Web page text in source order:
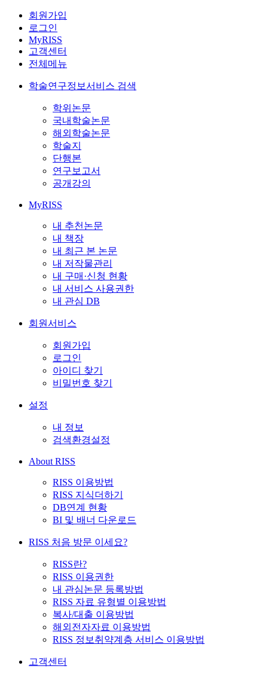
회원가입
로그인
MyRISS
고객센터
전체메뉴
학술연구정보서비스 검색
학위논문
국내학술논문
해외학술논문
학술지
단행본
연구보고서
공개강의
MyRISS
내 추천논문
내 책장
내 최근 본 논문
내 저작물관리
내 구매·신청 현황
내 서비스 사용권한
내 관심 DB
회원서비스
회원가입
로그인
아이디 찾기
비밀번호 찾기
설정
내 정보
검색환경설정
About RISS
RISS 이용방법
RISS 지식더하기
DB연계 현황
BI 및 배너 다운로드
RISS 처음 방문 이세요?
RISS란?
RISS 이용권한
내 관심논문 등록방법
RISS 자료 유형별 이용방법
복사/대출 이용방법
해외전자자료 이용방법
RISS 정보취약계층 서비스 이용방법
고객센터